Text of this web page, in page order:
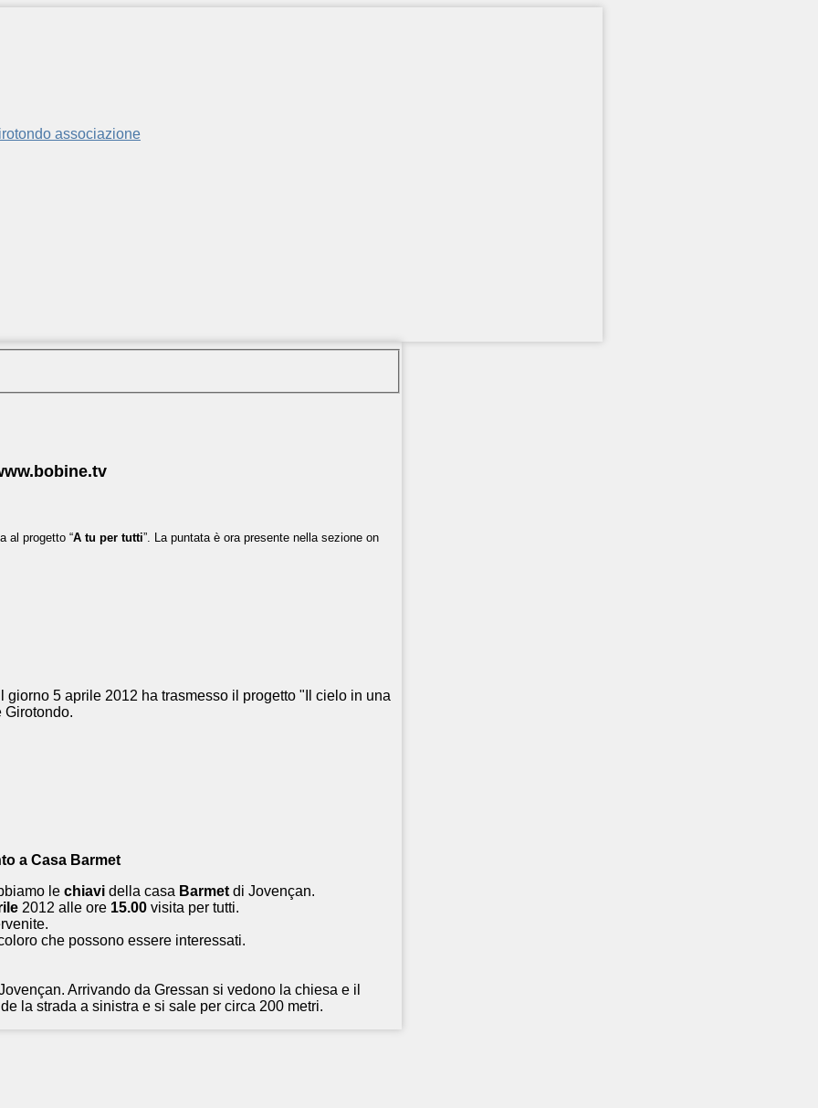
al progetto “A tu per tutti”. La puntata è ora presente nella sezione on
5 aprile 2012 ha trasmesso il progetto "Il cielo in una
Girotondo.
a Casa Barmet
le chiavi della casa Barmet di Jovençan.
2012 alle ore 15.00 visita per tutti.
che possono essere interessati.
Arrivando da Gressan si vedono la chiesa e il
la strada a sinistra e si sale per circa 200 metri.